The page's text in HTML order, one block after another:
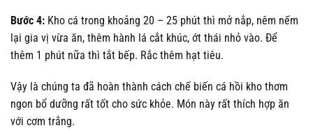
Bước 4: Kho cá trong khoảng 20 – 25 phút thì mở nắp, nêm nếm
lại gia vị vừa ăn, thêm hành lá cắt khúc, ớt thái nhỏ vào. Để
thêm 1 phút nữa thì tắt bếp. Rắc thêm hạt tiêu.
Vậy là chúng ta đã hoàn thành cách chế biến cá hồi kho thơm
ngon bổ dưỡng rất tốt cho sức khỏe. Món này rất thích hợp ăn
với cơm trắng.